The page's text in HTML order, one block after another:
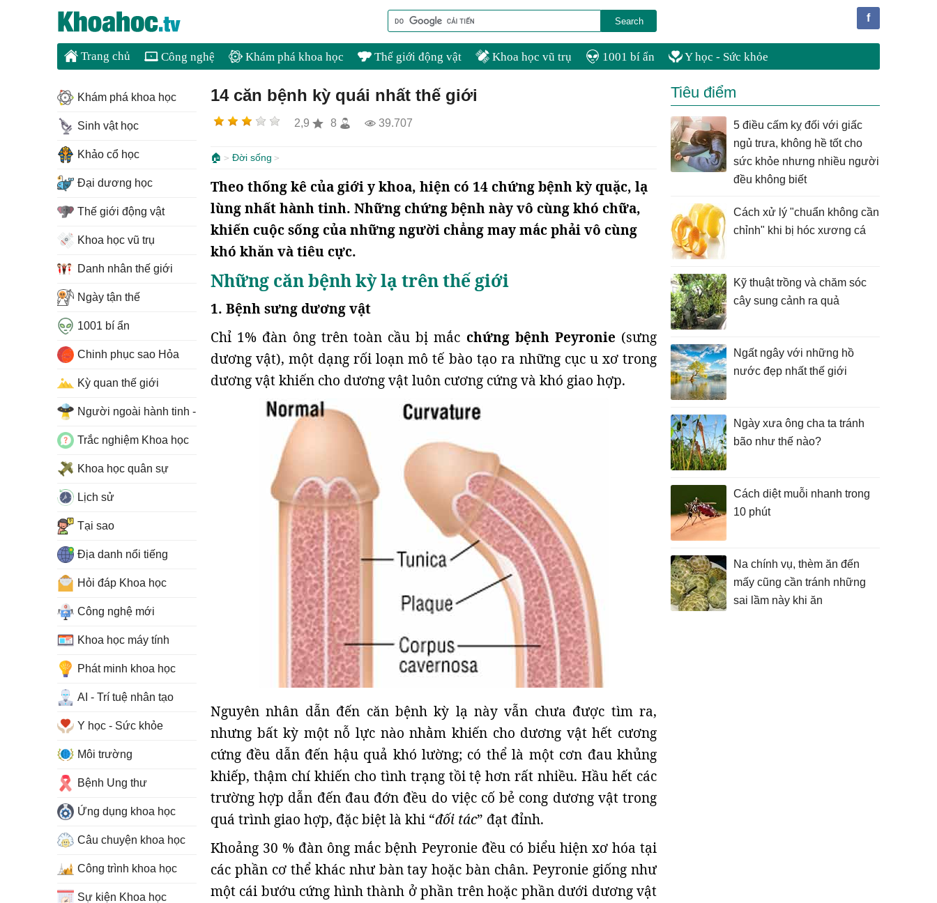
f
Trang chủ Công nghệ Khám phá khoa học Thế giới động vật Khoa học vũ trụ 1001 bí ẩn Y học - Sức khỏe
14 căn bệnh kỳ quái nhất thế giới
2,9 8 39.707
🏠 Đời sống
Theo thống kê của giới y khoa, hiện có 14 chứng bệnh kỳ quặc, lạ
lùng nhất hành tinh. Những chứng bệnh này vô cùng khó chữa,
khiến cuộc sống của những người chẳng may mắc phải vô cùng
khó khăn và tiêu cực.
Những căn bệnh kỳ lạ trên thế giới
1. Bệnh sưng dương vật
Chỉ 1% đàn ông trên toàn cầu bị mắc chứng bệnh Peyronie (sưng
dương vật), một dạng rối loạn mô tế bào tạo ra những cục u xơ trong
dương vật khiến cho dương vật luôn cương cứng và khó giao hợp.
Nguyên nhân dẫn đến căn bệnh kỳ lạ này vẫn chưa được tìm ra,
nhưng bất kỳ một nỗ lực nào nhằm khiến cho dương vật hết cương
cứng đều dẫn đến hậu quả khó lường; có thể là một cơn đau khủng
khiếp, thậm chí khiến cho tình trạng tồi tệ hơn rất nhiều. Hầu hết các
trường hợp dẫn đến đau đớn đều do việc cố bẻ cong dương vật trong
quá trình giao hợp, đặc biệt là khi “đối tác” đạt đỉnh.
Khoảng 30 % đàn ông mắc bệnh Peyronie đều có biểu hiện xơ hóa tại
các phần cơ thể khác như bàn tay hoặc bàn chân. Peyronie giống như
một cái bướu cứng hình thành ở phần trên hoặc phần dưới dương vật
Tiêu điểm
5 điều cấm kỵ đối với giấc
ngủ trưa, không hề tốt cho
sức khỏe nhưng nhiều người
đều không biết
Cách xử lý "chuẩn không cần
chỉnh" khi bị hóc xương cá
Kỹ thuật trồng và chăm sóc
cây sung cảnh ra quả
Ngất ngây với những hồ
nước đẹp nhất thế giới
Ngày xưa ông cha ta tránh
bão như thế nào?
Cách diệt muỗi nhanh trong
10 phút
Na chính vụ, thèm ăn đến
mấy cũng cần tránh những
sai lầm này khi ăn
Khám phá khoa học
Sinh vật học
Khảo cổ học
Đại dương học
Thế giới động vật
Khoa học vũ trụ
Danh nhân thế giới
Ngày tận thế
1001 bí ẩn
Chinh phục sao Hỏa
Kỳ quan thế giới
Người ngoài hành tinh - UFO
Trắc nghiệm Khoa học
Khoa học quân sự
Lịch sử
Tại sao
Địa danh nổi tiếng
Hỏi đáp Khoa học
Công nghệ mới
Khoa học máy tính
Phát minh khoa học
AI - Trí tuệ nhân tạo
Y học - Sức khỏe
Môi trường
Bệnh Ung thư
Ứng dụng khoa học
Câu chuyện khoa học
Công trình khoa học
Sự kiện Khoa học